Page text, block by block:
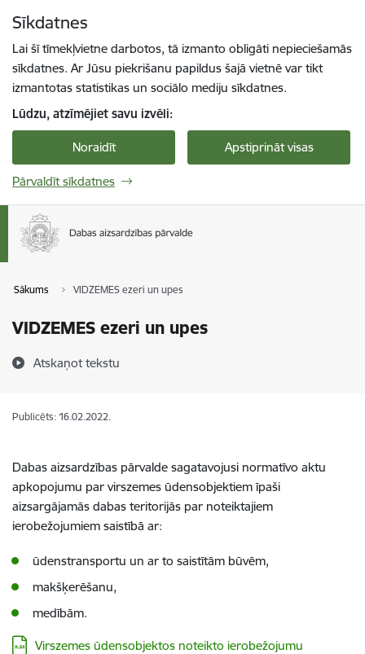
Sīkdatnes
Lai šī tīmekļvietne darbotos, tā izmanto obligāti nepieciešamās
sīkdatnes. Ar Jūsu piekrišanu papildus šajā vietnē var tikt
izmantotas statistikas un sociālo mediju sīkdatnes.
Lūdzu, atzīmējiet savu izvēli:
Noraidīt Apstiprināt visas
Pārvaldīt sīkdatnes
Sākums VIDZEMES ezeri un upes
VIDZEMES ezeri un upes
Atskaņot tekstu
Publicēts: 16.02.2022.
Dabas aizsardzības pārvalde sagatavojusi normatīvo aktu
apkopojumu par virszemes ūdensobjektiem īpaši
aizsargājamās dabas teritorijās par noteiktajiem
ierobežojumiem saistībā ar:
ūdenstransportu un ar to saistītām būvēm,
makšķerēšanu,
medībām.
Lejupielādēt:
Virszemes ūdensobjektos noteikto ierobežojumu